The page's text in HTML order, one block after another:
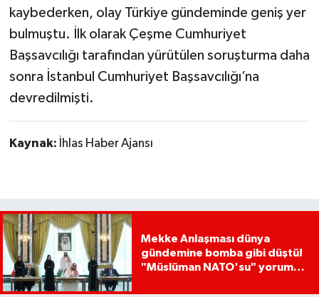
kaybederken, olay Türkiye gündeminde geniş yer
bulmuştu. İlk olarak Çeşme Cumhuriyet
Başsavcılığı tarafından yürütülen soruşturma daha
sonra İstanbul Cumhuriyet Başsavcılığı’na
devredilmişti.
Kaynak: İhlas Haber Ajansı
Mekke Anlaşması dünya
gündemine bomba gibi düştü!
"Müslüman NATO'su" yorumu